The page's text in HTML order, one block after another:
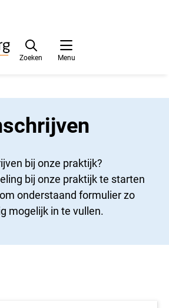
Menu
Zoeken
bij onze praktijk?
bij onze praktijk te starten
onderstaand formulier zo
mogelijk in te vullen.